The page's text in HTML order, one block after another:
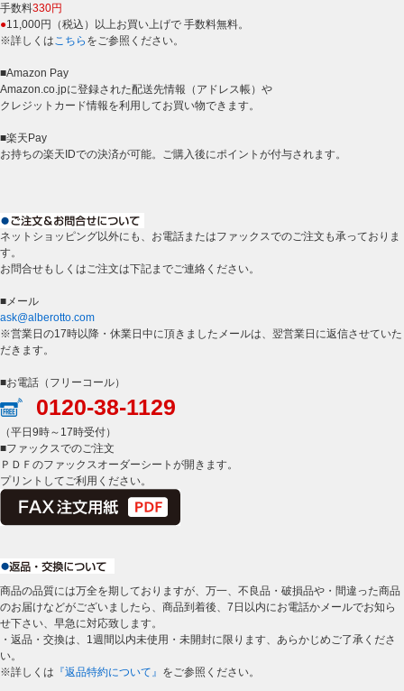
手数料330円
●11,000円（税込）以上お買い上げで 手数料無料。
※詳しくは こちら をご参照ください。
■Amazon Pay
Amazon.co.jpに登録された配送先情報（アドレス帳）や
クレジットカード情報を利用してお買い物できます。
■楽天Pay
お持ちの楽天IDでの決済が可能。ご購入後にポイントが付与されます。
ネットショッピング以外にも、お電話またはファックスでのご注文も承っておりま
す。
お問合せもしくはご注文は下記までご連絡ください。
■メール
ask@alberotto.com
※営業日の17時以降・休業日中に頂きましたメールは、翌営業日に返信させていた
だきます。
■お電話（フリーコール）
0120-38-1129
（平日9時～17時受付）
■ファックスでのご注文
ＰＤＦのファックスオーダーシートが開きます。
プリントしてご利用ください。
商品の品質には万全を期しておりますが、万一、不良品・破損品や・間違った商品
のお届けなどがございましたら、商品到着後、7日以内にお電話かメールでお知ら
せ下さい、早急に対応致します。
・返品・交換は、1週間以内未使用・未開封に限ります、あらかじめご了承くださ
い。
※詳しくは 『返品特約について』 をご参照ください。